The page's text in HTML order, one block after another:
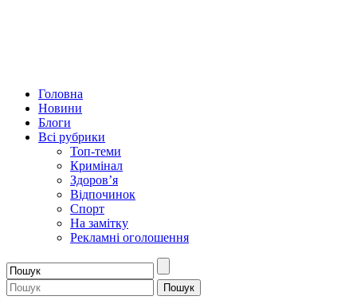
Головна
Новини
Блоги
Всі рубрики
Топ-теми
Кримінал
Здоров’я
Відпочинок
Спорт
На замітку
Рекламні оголошення